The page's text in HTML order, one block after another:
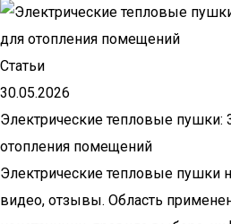
Статьи
30.05.2026
Электрические тепловые пушки:
отопления помещений
Электрические тепловые пушки
видео, отзывы. Область